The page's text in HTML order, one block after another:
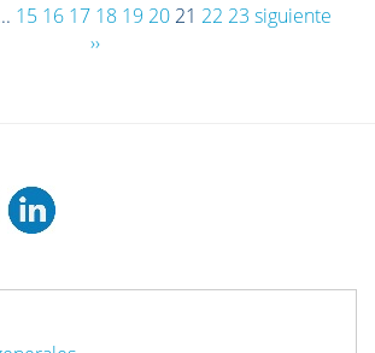
15 16 17 18 19 20 21 22 23 siguiente
››